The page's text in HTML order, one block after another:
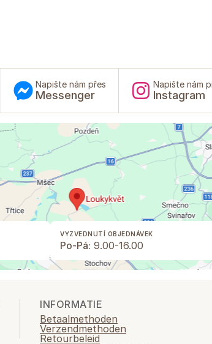
Napište nám přes
Messenger
Napište nám
Instagram
VYZVEDNUTÍ OBJEDNÁVEK
Po-Pá: 9.00-16.00
INFORMATIE
Betaalmethoden
Verzendmethoden
Retourbeleid